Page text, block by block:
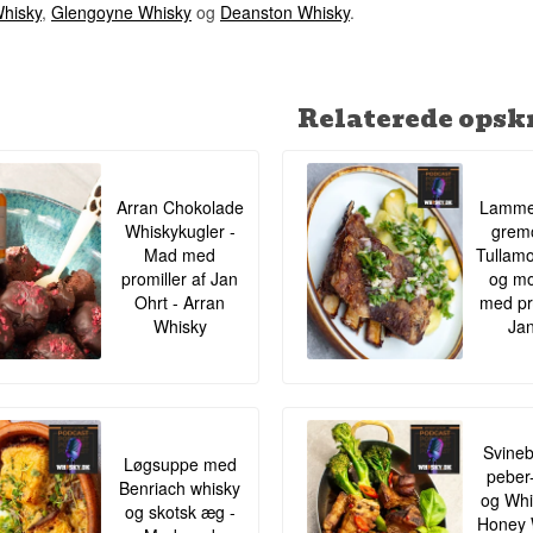
, Glengoyne Whisky og Deanston Whisky.
Relaterede
Arran Chokolade
Whiskykugler -
Mad med
promiller af Jan
Ohrt - Arran
Whisky
og
med
Løgsuppe med
Benriach whisky
og skotsk æg -
og
Honey